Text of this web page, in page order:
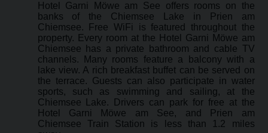
Hotel Garni Möwe am See offers rooms on the
banks of the Chiemsee Lake in Prien am
Chiemsee. Free WiFi is featured throughout the
property. Every room at the Hotel Garni Möwe am
Chiemsee has a private bathroom and cable TV
channels. Many rooms feature a balcony with a
lake view. A rich breakfast buffet can be served on
the terrace. Guests can also participate in water
sports, such as swimming and sailing, at the
Chiemsee Lake. Drivers can park for free at the
Hotel Garni Möwe am See, and Prien am
Chiemsee Train Station is less than 1.2 miles